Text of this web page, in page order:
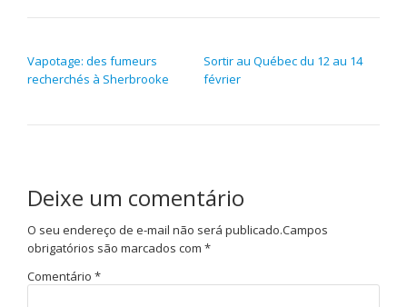
Vapotage: des fumeurs
recherchés à Sherbrooke
Sortir au Québec du 12 au 14
février
Deixe um comentário
O seu endereço de e-mail não será publicado.Campos
obrigatórios são marcados com *
Comentário *